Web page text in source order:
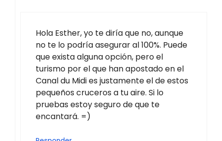
Hola Esther, yo te diría que no, aunque
no te lo podría asegurar al 100%. Puede
que exista alguna opción, pero el
turismo por el que han apostado en el
Canal du Midi es justamente el de estos
pequeños cruceros a tu aire. Si lo
pruebas estoy seguro de que te
encantará. =)